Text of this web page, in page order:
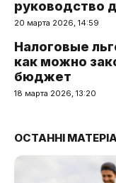
руководство
20 марта 2026, 14:59
Налоговые
как можно
бюджет
18 марта 2026, 13:20
ОСТАННІ